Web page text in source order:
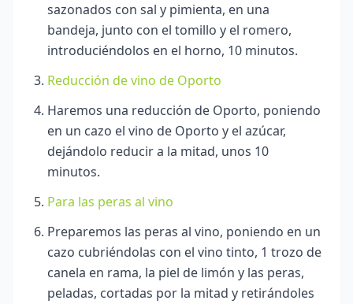
sazonados con sal y pimienta, en una
bandeja, junto con el tomillo y el romero,
introduciéndolos en el horno, 10 minutos.
Reducción de vino de Oporto
Haremos una reducción de Oporto, poniendo
en un cazo el vino de Oporto y el azúcar,
dejándolo reducir a la mitad, unos 10
minutos.
Para las peras al vino
Preparemos las peras al vino, poniendo en un
cazo cubriéndolas con el vino tinto, 1 trozo de
canela en rama, la piel de limón y las peras,
peladas, cortadas por la mitad y retirándoles